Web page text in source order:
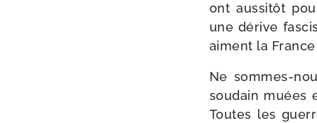
ont aus­si­tôt
une dérive
aiment la
Ne sommes-​
sou­dain muées
Toutes les